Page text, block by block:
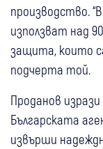
производство.
използват над
защита, които
подчерта той.
Проданов
Българската
извърши